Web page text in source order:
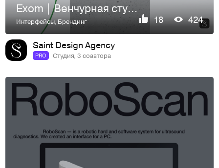
Exom | Венчурная студия | Айдентика | Сайт
Интерфейсы,Брендинг 18 424
Saint Design Agency
PRO Студия, 3 соавтора